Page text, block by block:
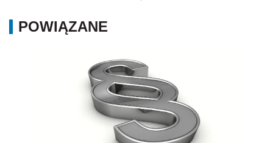
POWIĄZANE